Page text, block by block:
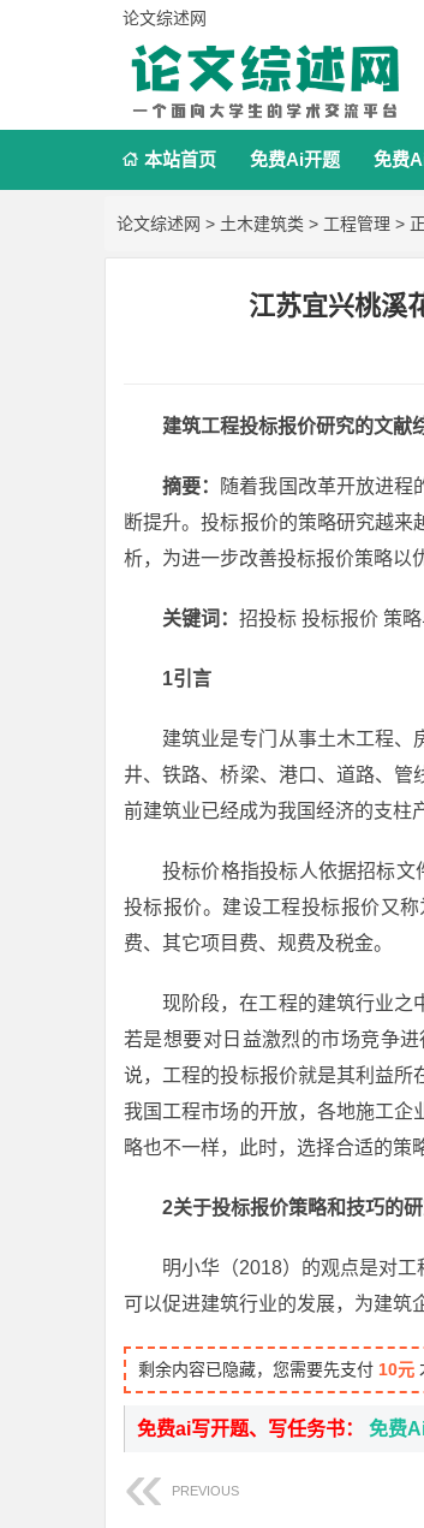
论文综述网
 本站首页 免费Ai开题 免费
论文综述网 > 土木建筑类 > 工程管理 >
江苏宜兴桃溪
建筑工程投标报价研究的文献
摘要：
随着我国改革开放进程
断提升。投标报价的策略研究越
析，为进一步改善投标报价策略以
关键词： 招投标 投标报价 策
1引言
建筑业是专门从事土木工程、
井、铁路、桥梁、港口、道路、
前建筑业已经成为我国经济的支柱
投标价格指投标人依据招标
投标报价。建设工程投标报价又
费、其它项目费、规费及税金。
现阶段，在工程的建筑行业之
若是想要对日益激烈的市场竞争
说，工程的投标报价就是其利益所
我国工程市场的开放，各地施工企
略也不一样，此时，选择合适的策
2关于投标报价策略和技巧的
明小华（2018）的观点是对
可以促进建筑行业的发展，为建筑
剩余内容已隐藏，您需要先支付 10元
免费ai写开题、写任务书： 免费
PREVIOUS